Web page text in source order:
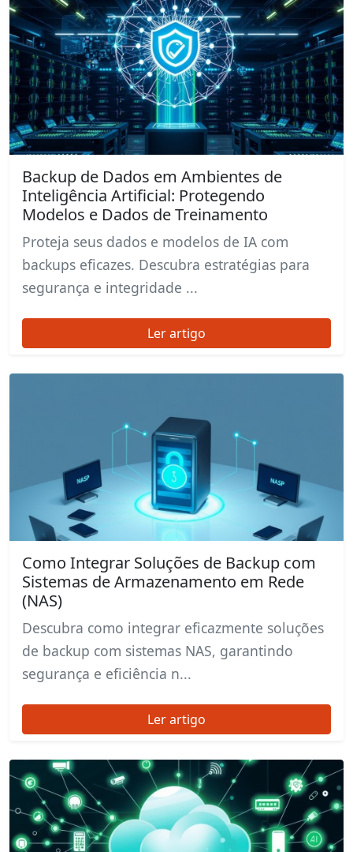
Backup de Dados em Ambientes de
Inteligência Artificial: Protegendo
Modelos e Dados de Treinamento
Proteja seus dados e modelos de IA com
backups eficazes. Descubra estratégias para
segurança e integridade ...
Ler artigo
Como Integrar Soluções de Backup com
Sistemas de Armazenamento em Rede
(NAS)
Descubra como integrar eficazmente soluções
de backup com sistemas NAS, garantindo
segurança e eficiência n...
Ler artigo